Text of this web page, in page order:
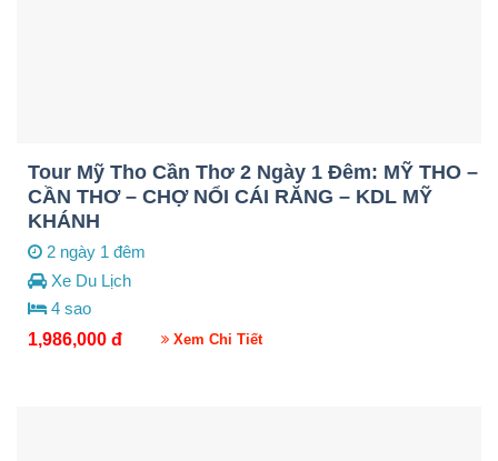
Tour Mỹ Tho Cần Thơ 2 Ngày 1 Đêm: MỸ THO –
CẦN THƠ – CHỢ NỔI CÁI RĂNG – KDL MỸ
KHÁNH
2 ngày 1 đêm
Xe Du Lịch
4 sao
1,986,000đ Xem Chi Tiết